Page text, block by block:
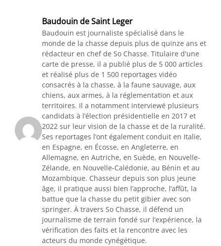
Baudouin de Saint Leger
Baudouin est journaliste spécialisé dans le
monde de la chasse depuis plus de quinze ans et
rédacteur en chef de So Chasse. Titulaire d'une
carte de presse, il a publié plus de 5 000 articles
et réalisé plus de 1 500 reportages vidéo
consacrés à la chasse, à la faune sauvage, aux
chiens, aux armes, à la réglementation et aux
territoires. Il a notamment interviewé plusieurs
candidats à l’élection présidentielle en 2017 et
2022 sur leur vision de la chasse et de la ruralité.
Ses reportages l’ont également conduit en Italie,
en Espagne, en Écosse, en Angleterre, en
Allemagne, en Autriche, en Suède, en Nouvelle-
Zélande, en Nouvelle-Calédonie, au Bénin et au
Mozambique. Chasseur depuis son plus jeune
âge, il pratique aussi bien l’approche, l’affût, la
battue que la chasse du petit gibier avec son
springer. À travers So Chasse, il défend un
journalisme de terrain fondé sur l’expérience, la
vérification des faits et la rencontre avec les
acteurs du monde cynégétique.